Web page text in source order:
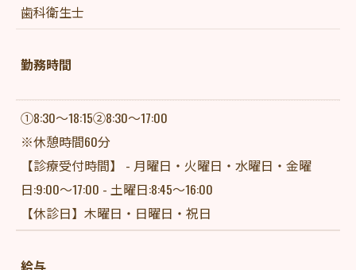
歯科衛生士
勤務時間
①8:30～18:15②8:30～17:00
※休憩時間60分
【診療受付時間】 - 月曜日・火曜日・水曜日・金曜
日:9:00～17:00 - 土曜日:8:45～16:00
【休診日】木曜日・日曜日・祝日